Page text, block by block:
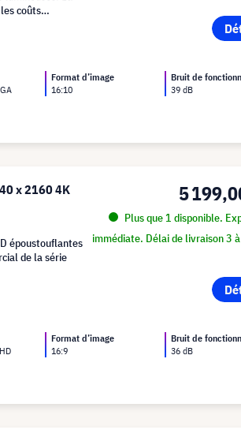
coûts
Format d’image
16:10
Bruit de
39 dB
x 2160 4K
5
Plus que 1 disponible.
immédiate. Délai de livraison 3
époustouflantes
de la série
Format d’image
16:9
Bruit de
36 dB